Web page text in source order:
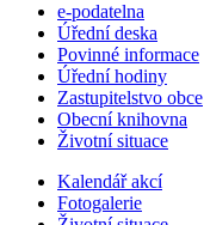
e-podatelna
Úřední deska
Povinné informace
Úřední hodiny
Zastupitelstvo obce
Obecní knihovna
Životní situace
Kalendář akcí
Fotogalerie